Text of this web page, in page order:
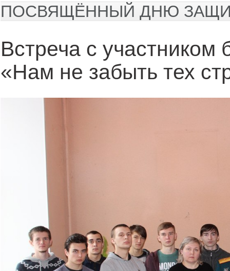
ПОСВЯЩЁННЫЙ ДНЮ
Встреча с участником
«Нам не забыть тех